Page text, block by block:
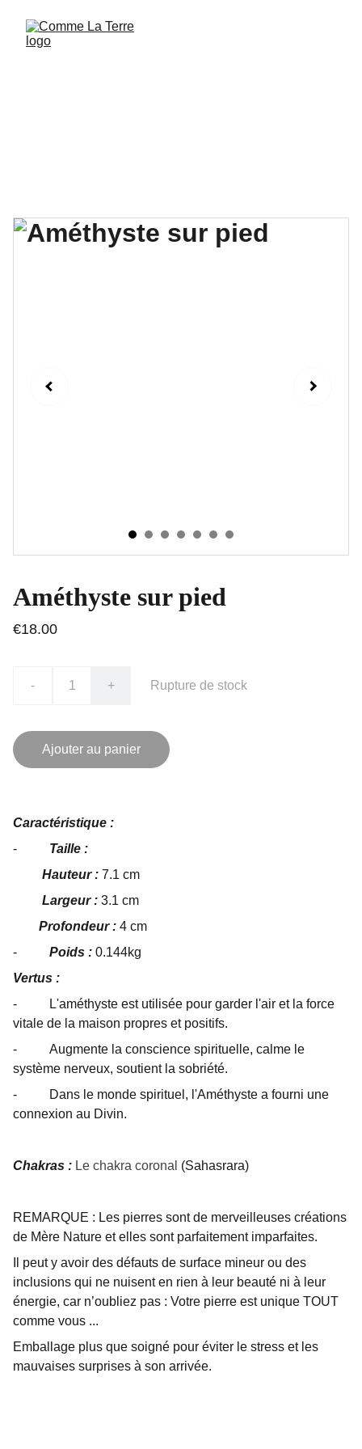
Améthyste sur pied
€18.00
- + Rupture de stock
Ajouter au panier
Caractéristique :
- Taille :
Hauteur : 7.1 cm
Largeur : 3.1 cm
Profondeur : 4 cm
- Poids : 0.144kg
Vertus :
- L'améthyste est utilisée pour garder l'air et la force
vitale de la maison propres et positifs.
- Augmente la conscience spirituelle, calme le
système nerveux, soutient la sobriété.
- Dans le monde spirituel, l'Améthyste a fourni une
connexion au Divin.
Chakras : Le chakra coronal (Sahasrara)
REMARQUE : Les pierres sont de merveilleuses créations
de Mère Nature et elles sont parfaitement imparfaites.
Il peut y avoir des défauts de surface mineur ou des
inclusions qui ne nuisent en rien à leur beauté ni à leur
énergie, car n’oubliez pas : Votre pierre est unique TOUT
comme vous ...
Emballage plus que soigné pour éviter le stress et les
mauvaises surprises à son arrivée.